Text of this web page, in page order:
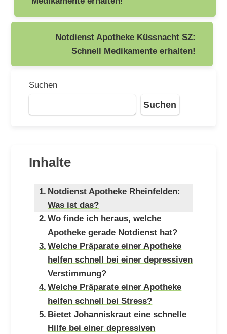
Notdienst Apotheke Küssnacht SZ:
Schnell Medikamente erhalten!
Suchen
Suchen
Inhalte
Notdienst Apotheke Rheinfelden:
Was ist das?
Wo finde ich heraus, welche
Apotheke gerade Notdienst hat?
Welche Präparate einer Apotheke
helfen schnell bei einer depressiven
Verstimmung?
Welche Präparate einer Apotheke
helfen schnell bei Stress?
Bietet Johanniskraut eine schnelle
Hilfe bei einer depressiven